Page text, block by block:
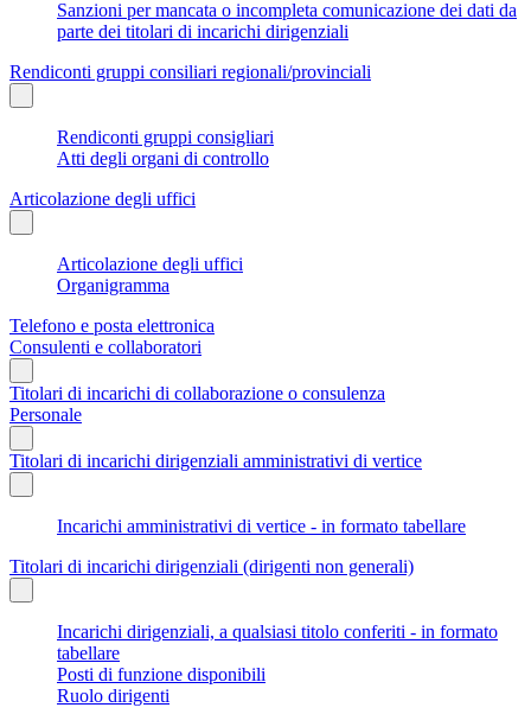
Sanzioni per mancata o incompleta comunicazione dei dati da
parte dei titolari di incarichi dirigenziali
Rendiconti gruppi consiliari regionali/provinciali
Rendiconti gruppi consigliari
Atti degli organi di controllo
Articolazione degli uffici
Articolazione degli uffici
Organigramma
Telefono e posta elettronica
Consulenti e collaboratori
Titolari di incarichi di collaborazione o consulenza
Personale
Titolari di incarichi dirigenziali amministrativi di vertice
Incarichi amministrativi di vertice - in formato tabellare
Titolari di incarichi dirigenziali (dirigenti non generali)
Incarichi dirigenziali, a qualsiasi titolo conferiti - in formato
tabellare
Posti di funzione disponibili
Ruolo dirigenti